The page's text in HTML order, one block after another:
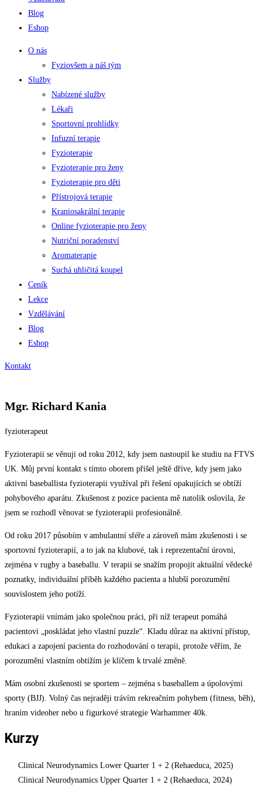
Blog
Eshop
O nás
Fyziovšem a náš tým
Služby
Nabízené služby
Lékaři
Sportovní prohlídky
Infuzní terapie
Fyzioterapie
Fyzioterapie pro ženy
Fyzioterapie pro děti
Přístrojová terapie
Kraniosakrální terapie
Online fyzioterapie pro ženy
Nutriční poradenství
Aromaterapie
Suchá uhličitá koupel
Ceník
Lekce
Vzdělávání
Blog
Eshop
Kontakt
Mgr. Richard Kania
fyzioterapeut
Fyzioterapii se věnuji od roku 2012, kdy jsem nastoupil ke studiu na FTVS
UK. Můj první kontakt s tímto oborem přišel ještě dříve, kdy jsem jako
aktivní baseballista fyzioterapii využíval při řešení opakujících se obtíží
pohybového aparátu. Zkušenost z pozice pacienta mě natolik oslovila, že
jsem se rozhodl věnovat se fyzioterapii profesionálně.
Od roku 2017 působím v ambulantní sféře a zároveň mám zkušenosti i se
sportovní fyzioterapií, a to jak na klubové, tak i reprezentační úrovni,
zejména v rugby a baseballu. V terapii se snažím propojit aktuální vědecké
poznatky, individuální příběh každého pacienta a hlubší porozumění
souvislostem jeho potíží.
Fyzioterapii vnímám jako společnou práci, při níž terapeut pomáhá
pacientovi „poskládat jeho vlastní puzzle“. Kladu důraz na aktivní přístup,
edukaci a zapojení pacienta do rozhodování o terapii, protože věřím, že
porozumění vlastním obtížím je klíčem k trvalé změně.
Mám osobní zkušenosti se sportem – zejména s baseballem a úpolovými
sporty (BJJ). Volný čas nejraději trávím rekreačním pohybem (fitness, běh),
hraním videoher nebo u figurkové strategie Warhammer 40k.
Kurzy
Clinical Neurodynamics Lower Quarter 1 + 2 (Rehaeduca, 2025)
Clinical Neurodynamics Upper Quarter 1 + 2 (Rehaeduca, 2024)